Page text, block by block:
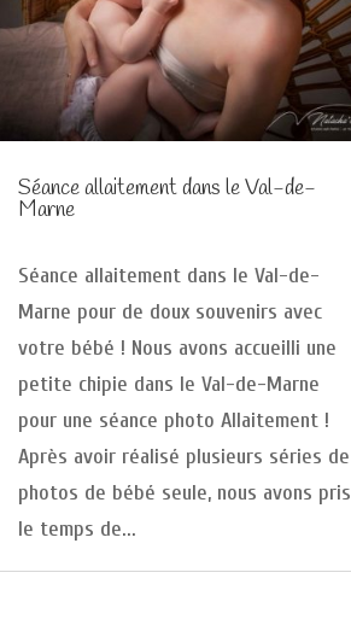
Séance allaitement dans le Val-de-
Marne
Séance allaitement dans le Val-de-
Marne pour de doux souvenirs avec
votre bébé ! Nous avons accueilli une
petite chipie dans le Val-de-Marne
pour une séance photo Allaitement !
Après avoir réalisé plusieurs séries de
photos de bébé seule, nous avons pris
le temps de...